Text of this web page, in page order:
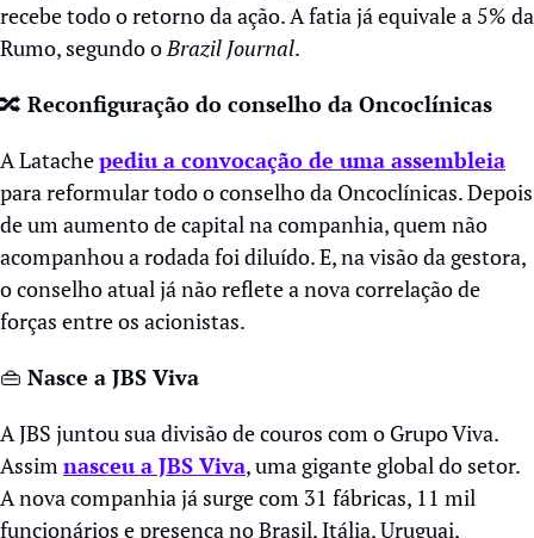
recebe todo o retorno da ação. A fatia já equivale a 5% da
Rumo, segundo o Brazil Journal.
🔀 Reconfiguração do conselho da Oncoclínicas
A Latache pediu a convocação de uma assembleia
para reformular todo o conselho da Oncoclínicas. Depois
de um aumento de capital na companhia, quem não
acompanhou a rodada foi diluído. E, na visão da gestora,
o conselho atual já não reflete a nova correlação de
forças entre os acionistas.
👜 Nasce a JBS Viva
A JBS juntou sua divisão de couros com o Grupo Viva.
Assim nasceu a JBS Viva, uma gigante global do setor.
A nova companhia já surge com 31 fábricas, 11 mil
funcionários e presença no Brasil, Itália, Uruguai,